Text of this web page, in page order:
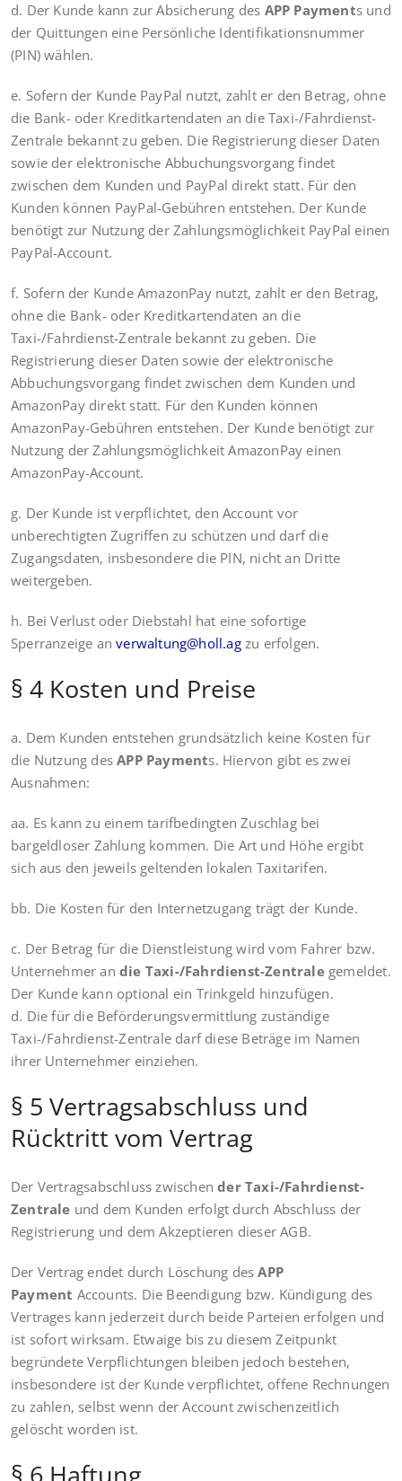
d. Der Kunde kann zur Absicherung des APP Payments und
der Quittungen eine Persönliche Identifikationsnummer
(PIN) wählen.
e. Sofern der Kunde PayPal nutzt, zahlt er den Betrag, ohne
die Bank- oder Kreditkartendaten an die Taxi-/Fahrdienst-
Zentrale bekannt zu geben. Die Registrierung dieser Daten
sowie der elektronische Abbuchungsvorgang findet
zwischen dem Kunden und PayPal direkt statt. Für den
Kunden können PayPal-Gebühren entstehen. Der Kunde
benötigt zur Nutzung der Zahlungsmöglichkeit PayPal einen
PayPal-Account.
f. Sofern der Kunde AmazonPay nutzt, zahlt er den Betrag,
ohne die Bank- oder Kreditkartendaten an die
Taxi-/Fahrdienst-Zentrale bekannt zu geben. Die
Registrierung dieser Daten sowie der elektronische
Abbuchungsvorgang findet zwischen dem Kunden und
AmazonPay direkt statt. Für den Kunden können
AmazonPay-Gebühren entstehen. Der Kunde benötigt zur
Nutzung der Zahlungsmöglichkeit AmazonPay einen
AmazonPay-Account.
g. Der Kunde ist verpflichtet, den Account vor
unberechtigten Zugriffen zu schützen und darf die
Zugangsdaten, insbesondere die PIN, nicht an Dritte
weitergeben.
h. Bei Verlust oder Diebstahl hat eine sofortige
Sperranzeige anverwaltung@holl.agzu erfolgen.
§ 4 Kosten und Preise
a. Dem Kunden entstehen grundsätzlich keine Kosten für
die Nutzung desAPP Payments. Hiervon gibt es zwei
Ausnahmen:
aa. Es kann zu einem tarifbedingten Zuschlag bei
bargeldloser Zahlung kommen. Die Art und Höhe ergibt
sich aus den jeweils geltenden lokalen Taxitarifen.
bb. Die Kosten für den Internetzugang trägt der Kunde.
c. Der Betrag für die Dienstleistung wird vom Fahrer bzw.
Unternehmer an die Taxi-/Fahrdienst-Zentralegemeldet.
Der Kunde kann optional ein Trinkgeld hinzufügen.
d. Die für die Beförderungsvermittlung zuständige
Taxi-/Fahrdienst-Zentrale darf diese Beträge im Namen
ihrer Unternehmer einziehen.
§ 5 Vertragsabschluss und
Rücktritt vom Vertrag
Der Vertragsabschluss zwischender Taxi-/Fahrdienst-
Zentrale und dem Kunden erfolgt durch Abschluss der
Registrierung und dem Akzeptieren dieser AGB.
Der Vertrag endet durch Löschung desAPP
Payment Accounts. Die Beendigung bzw. Kündigung des
Vertrages kann jederzeit durch beide Parteien erfolgen und
ist sofort wirksam. Etwaige bis zu diesem Zeitpunkt
begründete Verpflichtungen bleiben jedoch bestehen,
insbesondere ist der Kunde verpflichtet, offene Rechnungen
zu zahlen, selbst wenn der Account zwischenzeitlich
gelöscht worden ist.
§ 6 Haftung